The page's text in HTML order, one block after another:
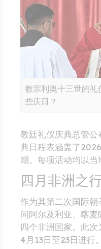
教宗利奥十三世的
些庆日？
教廷礼仪庆典总管
典日程表涵盖了
期。每项活动均以当
四月非洲之
作为其第二次国际
问阿尔及利亚、喀
四个非洲国家。此
4月13日至23日进行。